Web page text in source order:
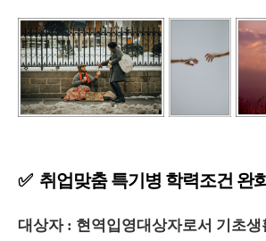
✅ 취업맞춤 특기병 학력조건 완
대상자 : 현역입영대상자로서 기초생